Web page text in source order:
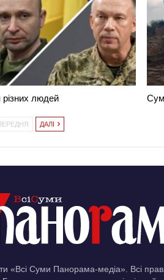
різних людей
ДАЛІ
«Всі Суми Панорама-медіа». Всі